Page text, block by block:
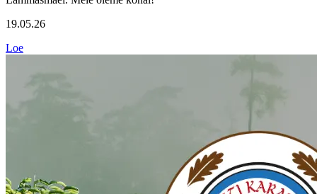
19.05.26
Loe